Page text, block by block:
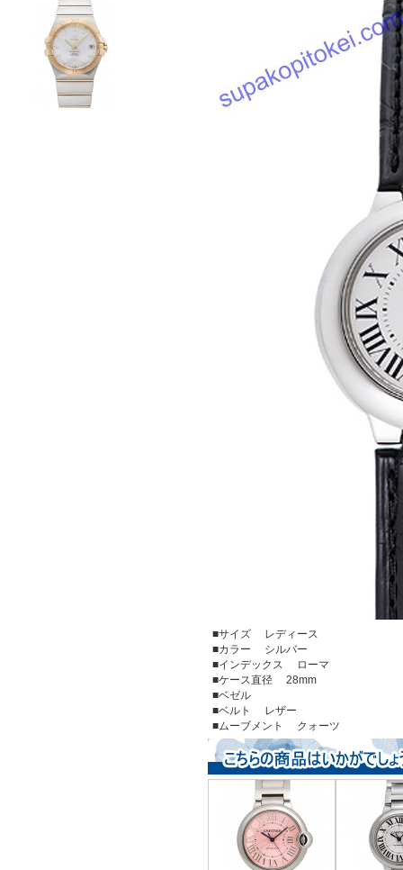
■サイズ レディース
■カラー シルバー
■インデックス ローマ
■ケース直径 28mm
■ベゼル
■ベルト レザー
■ムーブメント クォーツ